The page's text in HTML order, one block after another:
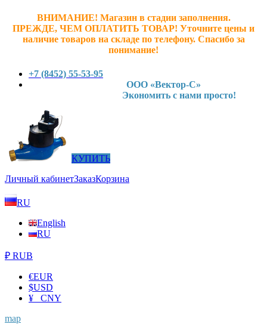
ВНИМАНИЕ! Магазин в стадии заполнения.
ПРЕЖДЕ, ЧЕМ ОПЛАТИТЬ ТОВАР! Уточните цены и
наличие товаров на складе по телефону. Спасибо за
понимание!
+7 (8452) 55-53-95
ООО «Вектор-С»
Экономить с нами просто!
КУПИТЬ
Личный кабинетЗаказКорзина
RU
English
RU
₽ RUB
€EUR
$USD
¥ CNY
map